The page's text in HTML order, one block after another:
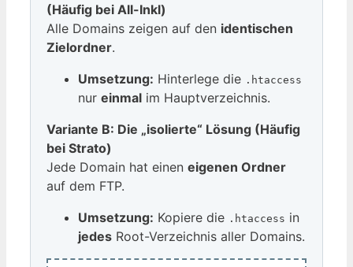
(Häufig bei All-Inkl)
Alle Domains zeigen auf den identischen
Zielordner.
Umsetzung: Hinterlege die .htaccess
nur einmal im Hauptverzeichnis.
Variante B: Die „isolierte“ Lösung (Häufig
bei Strato)
Jede Domain hat einen eigenen Ordner
auf dem FTP.
Umsetzung: Kopiere die .htaccess in
jedes Root-Verzeichnis aller Domains.